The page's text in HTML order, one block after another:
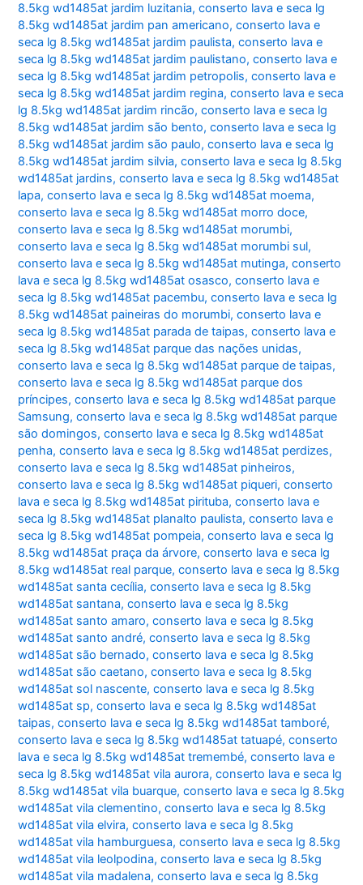
8.5kg wd1485at jardim luzitania,conserto lava e seca lg
8.5kg wd1485at jardim pan americano,conserto lava e
seca lg 8.5kg wd1485at jardim paulista,conserto lava e
seca lg 8.5kg wd1485at jardim paulistano,conserto lava e
seca lg 8.5kg wd1485at jardim petropolis,conserto lava e
seca lg 8.5kg wd1485at jardim regina,conserto lava e seca
lg 8.5kg wd1485at jardim rincão,conserto lava e seca lg
8.5kg wd1485at jardim são bento,conserto lava e seca lg
8.5kg wd1485at jardim são paulo,conserto lava e seca lg
8.5kg wd1485at jardim silvia,conserto lava e seca lg 8.5kg
wd1485at jardins,conserto lava e seca lg 8.5kg wd1485at
lapa,conserto lava e seca lg 8.5kg wd1485at moema,
conserto lava e seca lg 8.5kg wd1485at morro doce,
conserto lava e seca lg 8.5kg wd1485at morumbi,
conserto lava e seca lg 8.5kg wd1485at morumbi sul,
conserto lava e seca lg 8.5kg wd1485at mutinga,conserto
lava e seca lg 8.5kg wd1485at osasco,conserto lava e
seca lg 8.5kg wd1485at pacembu,conserto lava e seca lg
8.5kg wd1485at paineiras do morumbi,conserto lava e
seca lg 8.5kg wd1485at parada de taipas,conserto lava e
seca lg 8.5kg wd1485at parque das nações unidas,
conserto lava e seca lg 8.5kg wd1485at parque de taipas,
conserto lava e seca lg 8.5kg wd1485at parque dos
príncipes,conserto lava e seca lg 8.5kg wd1485at parque
Samsung,conserto lava e seca lg 8.5kg wd1485at parque
são domingos,conserto lava e seca lg 8.5kg wd1485at
penha,conserto lava e seca lg 8.5kg wd1485at perdizes,
conserto lava e seca lg 8.5kg wd1485at pinheiros,
conserto lava e seca lg 8.5kg wd1485at piqueri,conserto
lava e seca lg 8.5kg wd1485at pirituba,conserto lava e
seca lg 8.5kg wd1485at planalto paulista,conserto lava e
seca lg 8.5kg wd1485at pompeia,conserto lava e seca lg
8.5kg wd1485at praça da árvore,conserto lava e seca lg
8.5kg wd1485at real parque,conserto lava e seca lg 8.5kg
wd1485at santa cecília,conserto lava e seca lg 8.5kg
wd1485at santana,conserto lava e seca lg 8.5kg
wd1485at santo amaro,conserto lava e seca lg 8.5kg
wd1485at santo andré,conserto lava e seca lg 8.5kg
wd1485at são bernado,conserto lava e seca lg 8.5kg
wd1485at são caetano,conserto lava e seca lg 8.5kg
wd1485at sol nascente,conserto lava e seca lg 8.5kg
wd1485at sp,conserto lava e seca lg 8.5kg wd1485at
taipas,conserto lava e seca lg 8.5kg wd1485at tamboré,
conserto lava e seca lg 8.5kg wd1485at tatuapé,conserto
lava e seca lg 8.5kg wd1485at tremembé,conserto lava e
seca lg 8.5kg wd1485at vila aurora,conserto lava e seca lg
8.5kg wd1485at vila buarque,conserto lava e seca lg 8.5kg
wd1485at vila clementino,conserto lava e seca lg 8.5kg
wd1485at vila elvira,conserto lava e seca lg 8.5kg
wd1485at vila hamburguesa,conserto lava e seca lg 8.5kg
wd1485at vila leolpodina,conserto lava e seca lg 8.5kg
wd1485at vila madalena,conserto lava e seca lg 8.5kg